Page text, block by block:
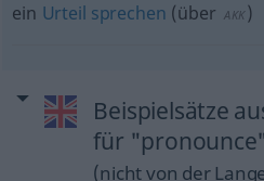
ein Urteil sprechen (über AKK )
Beispielsätze
für "pronounce"
(nicht von der